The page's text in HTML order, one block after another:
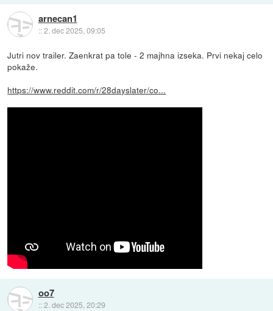
arnecan1
::2. dec 2025, 09:05
Jutri nov trailer. Zaenkrat pa tole - 2 majhna izseka. Prvi nekaj celo
pokaže.
https://www.reddit.com/r/28dayslater/co...
oo7
::2. dec 2025, 20:29